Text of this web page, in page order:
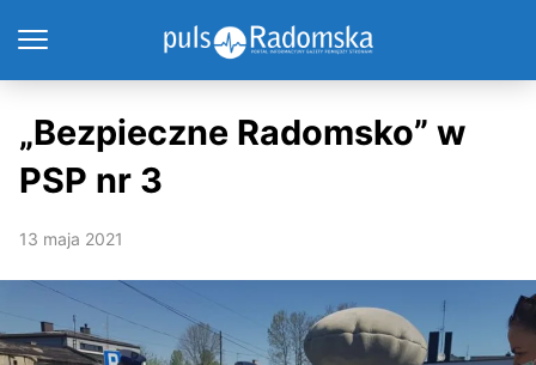
„Bezpieczne Radomsko” w
PSP nr 3
13 maja 2021